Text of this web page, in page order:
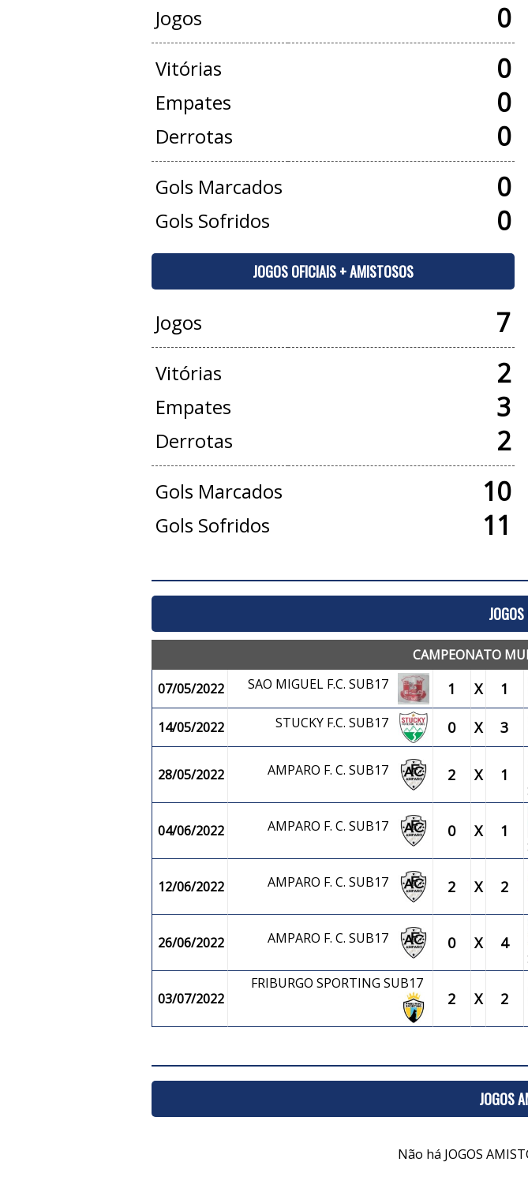
Jogos 0
Vitórias 0
Empates 0
Derrotas 0
Gols Marcados 0
Gols Sofridos 0
JOGOS OFICIAIS + AMISTOSOS
Jogos 7
Vitórias 2
Empates 3
Derrotas 2
Gols Marcados 10
Gols Sofridos 11
CAMPEONATO
07/05/2022
SAO MIGUEL F.C. SUB17 1 X 1
14/05/2022 STUCKY F.C. SUB17 0 X 3
28/05/2022 AMPARO F. C. SUB17 2 X 1
04/06/2022 AMPARO F. C. SUB17 0 X 1
12/06/2022 AMPARO F. C. SUB17 2 X 2
26/06/2022 AMPARO F. C. SUB17 0 X 4
03/07/2022
FRIBURGO SPORTING SUB17
2 X 2
JOGOS
Não há JOGOS